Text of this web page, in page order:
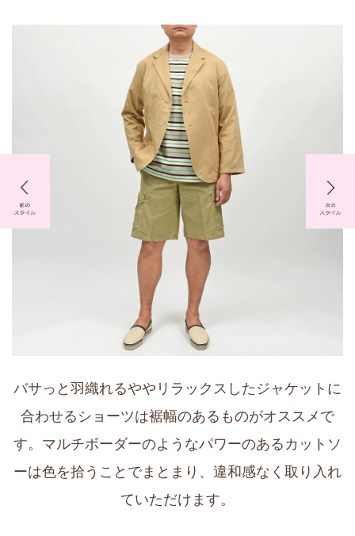
バサっと羽織れるややリラックスしたジャケットに
合わせるショーツは裾幅のあるものがオススメで
す。マルチボーダーのようなパワーのあるカットソ
ーは色を拾うことでまとまり、違和感なく取り入れ
ていただけます。